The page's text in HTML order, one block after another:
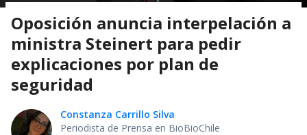
Oposición anuncia interpelación a
ministra Steinert para pedir
explicaciones por plan de
seguridad
Constanza Carrillo Silva
Periodista de Prensa en BioBioChile